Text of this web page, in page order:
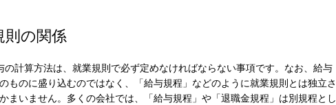
則の関係
の計算方法は、就業規則で必ず定めなければならない事項です。なお、給与
ものに盛り込むのではなく、「給与規程」などのように就業規則とは独立さ
まいません。多くの会社では、「給与規程」や「退職金規程」は別規程とし